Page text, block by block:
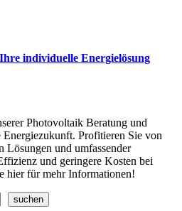
individuelle Energielösung
Photovoltaik Beratung und
Energiezukunft. Profitieren Sie von
Lösungen und umfassender
und geringere Kosten bei
hier für mehr Informationen!
suchen